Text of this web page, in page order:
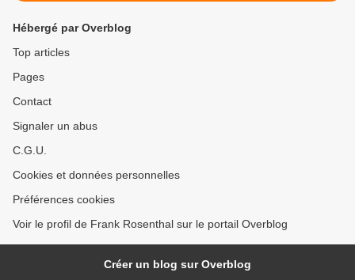
Hébergé par Overblog
Top articles
Pages
Contact
Signaler un abus
C.G.U.
Cookies et données personnelles
Préférences cookies
Voir le profil de Frank Rosenthal sur le portail Overblog
Créer un blog sur Overblog